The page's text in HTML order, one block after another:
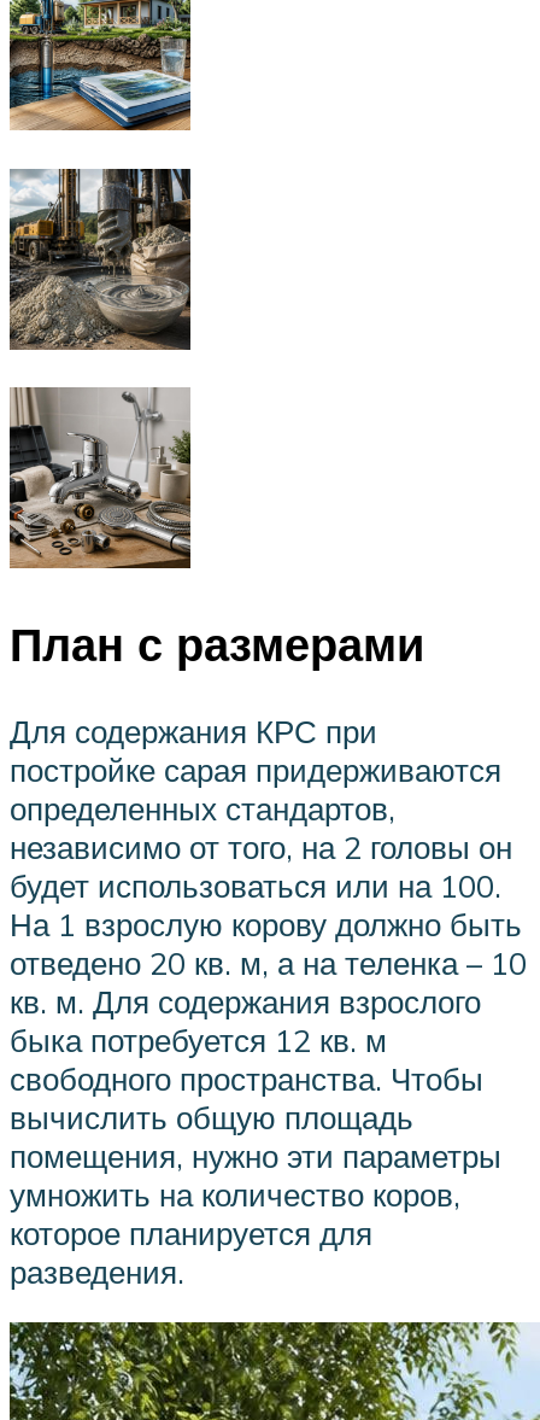
План с размерами
Для содержания КРС при
постройке сарая придерживаются
определенных стандартов,
независимо от того, на 2 головы он
будет использоваться или на 100.
На 1 взрослую корову должно быть
отведено 20 кв. м, а на теленка – 10
кв. м. Для содержания взрослого
быка потребуется 12 кв. м
свободного пространства. Чтобы
вычислить общую площадь
помещения, нужно эти параметры
умножить на количество коров,
которое планируется для
разведения.